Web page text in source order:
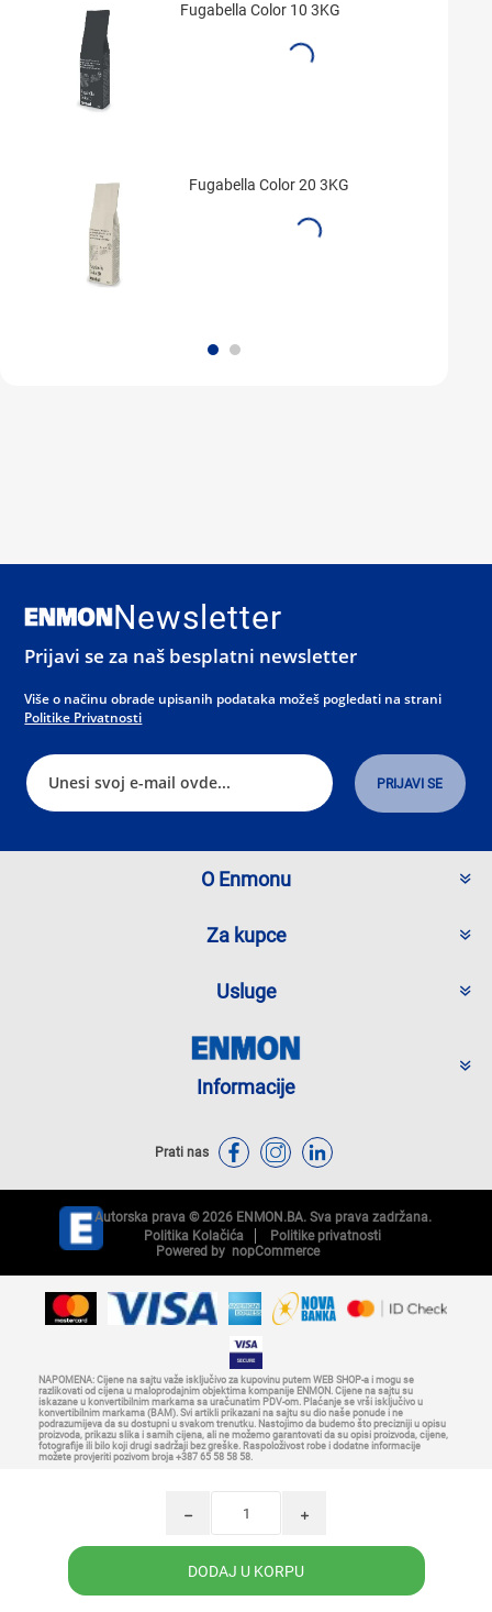
i
h
Fugabella Color 10 3KG
Fugabella Color 20 3KG
Newsletter
Prijavi se za naš besplatni newsletter
Više o načinu obrade upisanih podataka možeš pogledati na strani
Politike Privatnosti
O Enmonu
Za kupce
Usluge
Informacije
Prati nas
Autorska prava © 2026 ENMON.BA. Sva prava zadržana.
Politika Kolačića
Politike privatnosti
Powered by nopCommerce
NAPOMENA: Cijene na sajtu važe isključivo za kupovinu putem WEB SHOP-a i mogu se
razlikovati od cijena u maloprodajnim objektima kompanije ENMON. Cijene na sajtu su
iskazane u konvertibilnim markama sa uračunatim PDV-om. Plaćanje se vrši isključivo u
konvertibilnim markama (BAM). Svi artikli prikazani na sajtu su dio naše ponude i ne
podrazumijeva da su dostupni u svakom trenutku. Nastojimo da budemo što precizniji u opisu
proizvoda, prikazu slika i samih cijena, ali ne možemo garantovati da su opisi proizvoda, cijene,
fotografije ili bilo koji drugi sadržaji bez greške. Raspoloživost robe i dodatne informacije
možete provjeriti pozivom broja +387 65 58 58 58.